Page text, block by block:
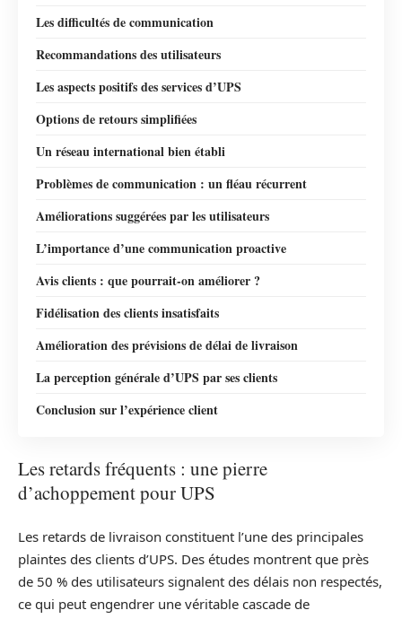
Les difficultés de communication
Recommandations des utilisateurs
Les aspects positifs des services d’UPS
Options de retours simplifiées
Un réseau international bien établi
Problèmes de communication : un fléau récurrent
Améliorations suggérées par les utilisateurs
L’importance d’une communication proactive
Avis clients : que pourrait-on améliorer ?
Fidélisation des clients insatisfaits
Amélioration des prévisions de délai de livraison
La perception générale d’UPS par ses clients
Conclusion sur l’expérience client
Les retards fréquents : une pierre
d’achoppement pour UPS
Les retards de livraison constituent l’une des principales
plaintes des clients d’UPS. Des études montrent que près
de 50 % des utilisateurs signalent des délais non respectés,
ce qui peut engendrer une véritable cascade de